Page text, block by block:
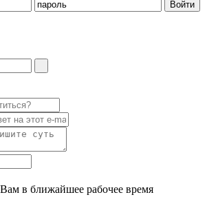
в ближайшее рабочее время